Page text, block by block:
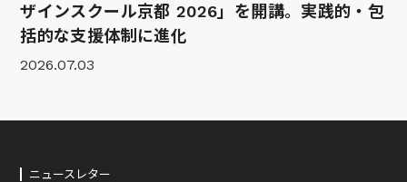
ザインスクール京都 2026」を開講。実践的・包
括的な支援体制に進化
2026.07.03
ニュースレター